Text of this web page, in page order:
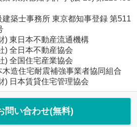
建築士事務所 東京都知事登録 第511
) 東日本不動産流通機構
) 全日本不動産協会
) 全国住宅産業協会
木造住宅耐震補強事業者協同組合
) 日本賃貸住宅管理協会
問い合わせ(無料)